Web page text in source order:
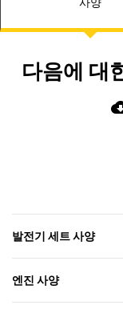
다음에 대
발전기 세트 사양
엔진 사양